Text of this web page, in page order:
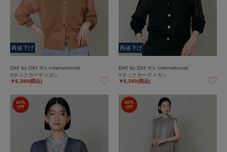
再値下げ
DAY by DAY It's international
Vネックカーディガン
￥6,380(税込)
再値下げ
DAY by DAY It's international
Vネックカーディガン
￥6,380(税込)
60%
OFF
40%
OFF